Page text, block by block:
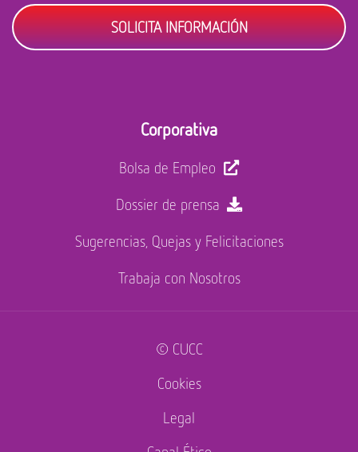
SOLICITA INFORMACIÓN
Corporativa
Bolsa de Empleo
Dossier de prensa
Sugerencias, Quejas y Felicitaciones
Trabaja con Nosotros
© CUCC
Cookies
Legal